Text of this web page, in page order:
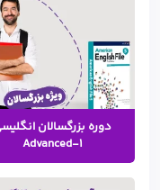
دوره بزرگسالان
Advanced-1